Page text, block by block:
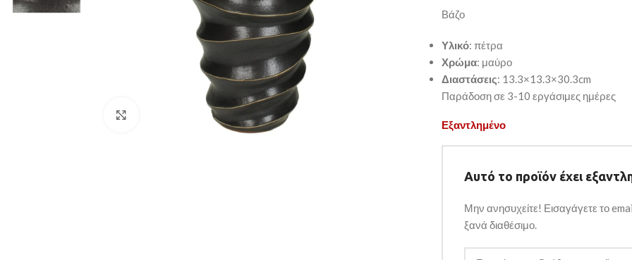
Κάντε κλικ για μεγέθυνση
Βάζο
Υλικό: πέτρα
Χρώμα: μαύρο
Διαστάσεις: 13.3×13.3×30.3cm
Παράδοση σε 3-10 εργάσιμες ημέρες
Εξαντλημένο
Αυτό το προϊόν έχει
Μην ανησυχείτε! Εισαγάγετε το
ξανά διαθέσιμο.